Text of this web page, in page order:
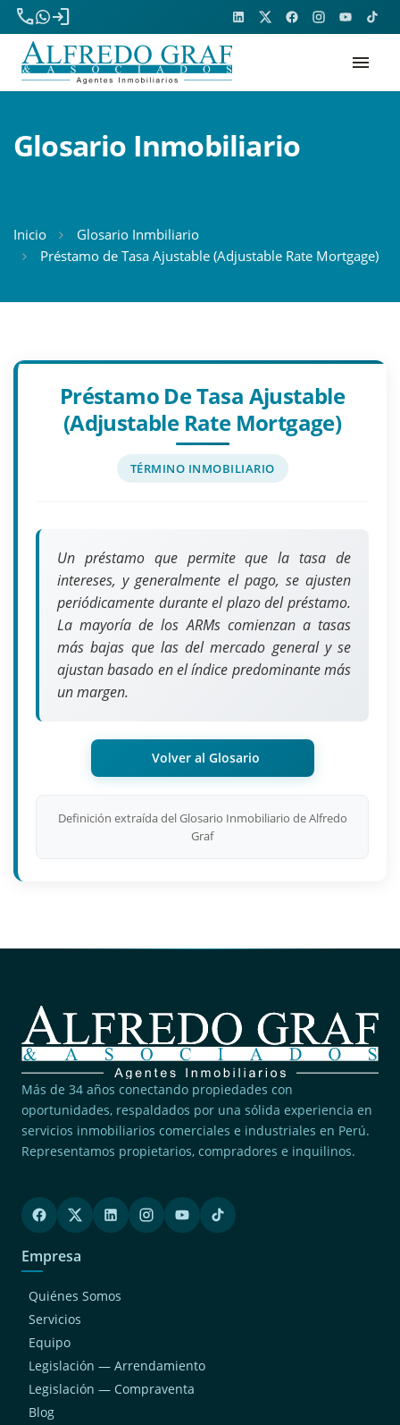
phone
login
menu
Glosario Inmobiliario
Inicio
Glosario Inmbiliario
Préstamo de Tasa Ajustable (Adjustable Rate Mortgage)
Préstamo De Tasa Ajustable
(Adjustable Rate Mortgage)
TÉRMINO INMOBILIARIO
Un préstamo que permite que la tasa de
intereses, y generalmente el pago, se ajusten
periódicamente durante el plazo del préstamo.
La mayoría de los ARMs comienzan a tasas
más bajas que las del mercado general y se
ajustan basado en el índice predominante más
un margen.
Volver al Glosario
Definición extraída del Glosario Inmobiliario de Alfredo
Graf
Más de 34 años conectando propiedades con
oportunidades, respaldados por una sólida experiencia en
servicios inmobiliarios comerciales e industriales en Perú.
Representamos propietarios, compradores e inquilinos.
Empresa
Quiénes Somos
Servicios
Equipo
Legislación — Arrendamiento
Legislación — Compraventa
Blog